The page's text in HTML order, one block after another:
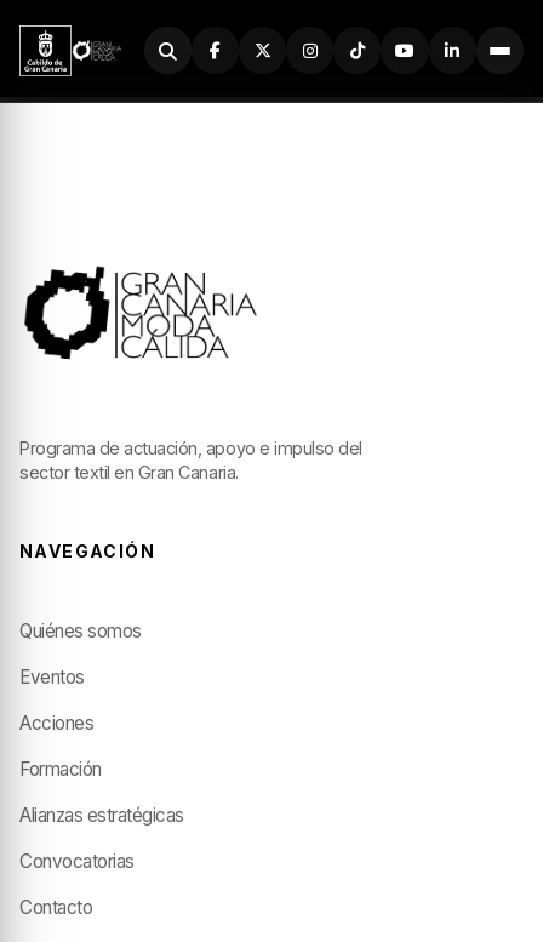
Buscador
Programa de actuación, apoyo e impulso del
sector textil en Gran Canaria.
NAVEGACIÓN
Quiénes somos
Eventos
Acciones
Formación
Alianzas estratégicas
Convocatorias
Contacto